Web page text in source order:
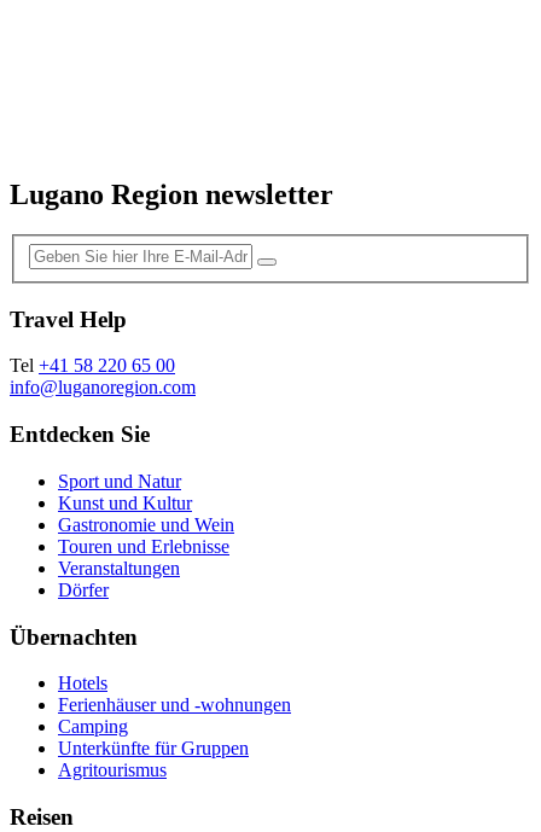
Lugano Region newsletter
Travel Help
Tel +41 58 220 65 00
info@luganoregion.com
Entdecken Sie
Sport und Natur
Kunst und Kultur
Gastronomie und Wein
Touren und Erlebnisse
Veranstaltungen
Dörfer
Übernachten
Hotels
Ferienhäuser und -wohnungen
Camping
Unterkünfte für Gruppen
Agritourismus
Reisen